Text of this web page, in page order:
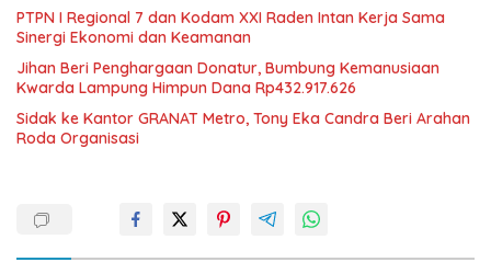
PTPN I Regional 7 dan Kodam XXI Raden Intan Kerja Sama
Sinergi Ekonomi dan Keamanan
Jihan Beri Penghargaan Donatur, Bumbung Kemanusiaan
Kwarda Lampung Himpun Dana Rp432.917.626
‎Sidak ke Kantor GRANAT Metro, Tony Eka Candra Beri Arahan
Roda Organisasi